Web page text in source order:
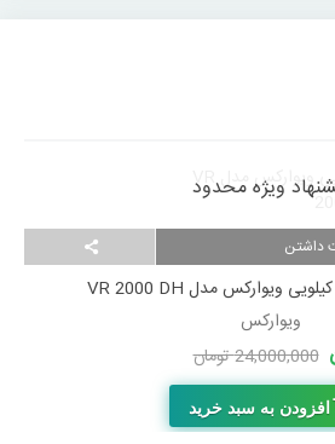
داشتن
ویژه محدود
ویوارکس
24,000,000 تومان
افزودن به سبد خرید